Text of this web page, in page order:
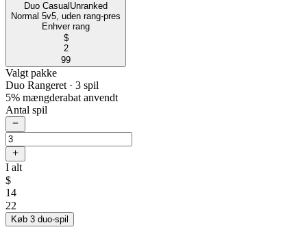
Duo Casual Unranked
Normal 5v5, uden rang-pres
Enhver rang
$
2
99
Valgt pakke
Duo Rangeret · 3 spil
5% mængderabat anvendt
Antal spil
I alt
$
14
22
Køb 3 duo-spil